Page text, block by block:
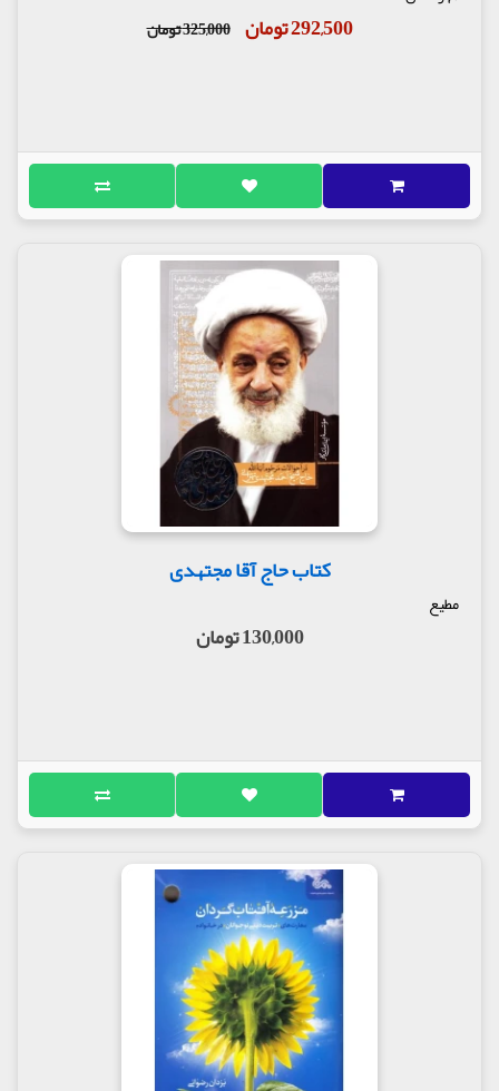
292,500 تومان 325,000 تومان
کتاب حاج آقا مجتهدی
مطیع
130,000 تومان